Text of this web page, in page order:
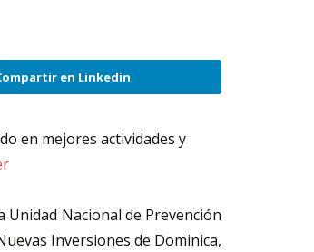
en Linkedin
en mejores actividades y
Nacional de Prevención
Inversiones de Dominica,